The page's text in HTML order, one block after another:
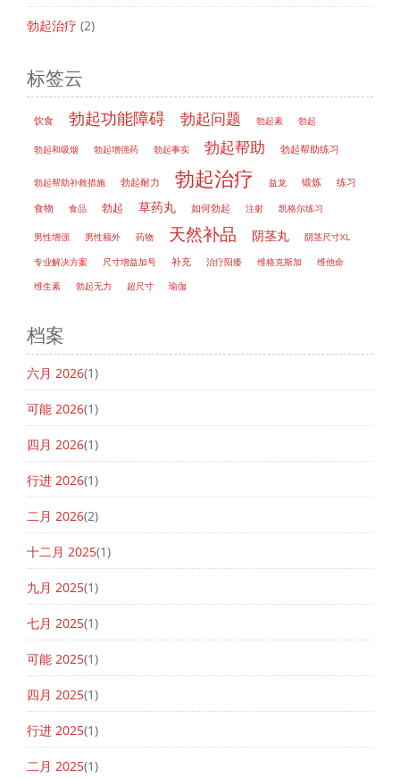
勃起治疗 (2)
标签云
饮食 勃起功能障碍 勃起问题 勃起素 勃起
勃起和吸烟 勃起增强药 勃起事实 勃起帮助 勃起帮助练习
勃起帮助补救措施 勃起耐力 勃起治疗 益龙 锻炼 练习
食物 食品 勃起 草药丸 如何勃起 注射 凯格尔练习
男性增强 男性额外 药物 天然补品 阴茎丸
阴茎尺寸XL
专业解决方案
尺寸增益加号 补充 治疗阳痿 维格克斯加
维他命
维生素
勃起无力 超尺寸 瑜伽
档案
六月 2026(1)
可能 2026(1)
四月 2026(1)
行进 2026(1)
二月 2026(2)
十二月 2025(1)
九月 2025(1)
七月 2025(1)
可能 2025(1)
四月 2025(1)
行进 2025(1)
二月 2025(1)